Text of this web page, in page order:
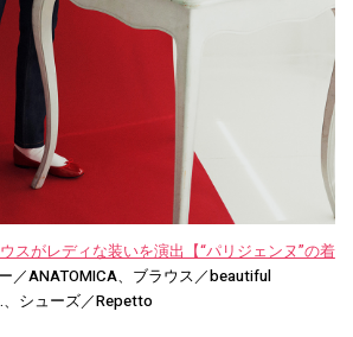
スがレディな装いを演出【“パリジェンヌ”の着
／ANATOMICA、ブラウス／beautiful
シューズ／Repetto